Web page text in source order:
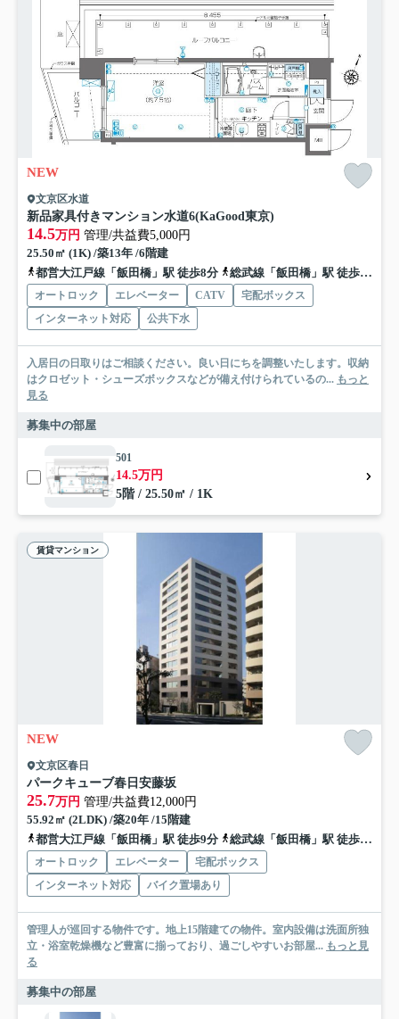
NEW
文京区水道
新品家具付きマンション水道6(KaGood東京)
14.5万円 管理/共益費5,000円
25.50㎡ (1K) /築13年 /6階建
都営大江戸線「飯田橋」駅 徒歩8分
総武線「飯田橋」駅 徒歩10分
オートロック エレベーター CATV
宅配ボックス
インターネット対応
公共下水
入居日の日取りはご相談ください。良い日にちを調整いたします。収納
はクロゼット・シューズボックスなどが備え付けられているの... もっと
見る
募集中の部屋
501
14.5万円
5階 / 25.50㎡ / 1K
賃貸マンション
NEW
文京区春日
パークキューブ春日安藤坂
25.7万円 管理/共益費12,000円
55.92㎡ (2LDK) /築20年 /15階建
都営大江戸線「飯田橋」駅 徒歩9分
総武線「飯田橋」駅 徒歩12分
オートロック エレベーター
宅配ボックス
インターネット対応
バイク置場あり
管理人が巡回する物件です。地上15階建ての物件。室内設備は洗面所独
立・浴室乾燥機など豊富に揃っており、過ごしやすいお部屋... もっと見
る
募集中の部屋